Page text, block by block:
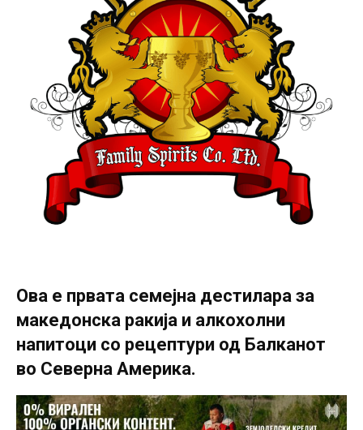
Ова е првата семејна дестилара за
македонска ракија и алкохолни
напитоци со рецептури од Балканот
во Северна Америка.